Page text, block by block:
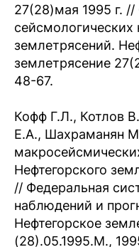
27(28)мая 1995 г.
сейсмологических
землетрясений.
землетрясение
48-67.
Кофф Г.Л., Котлов
E.A., Шахраманян
Нефтегорского
// Федеральная
наблюдений и
Нефтегорское
(28).05.1995.М.,